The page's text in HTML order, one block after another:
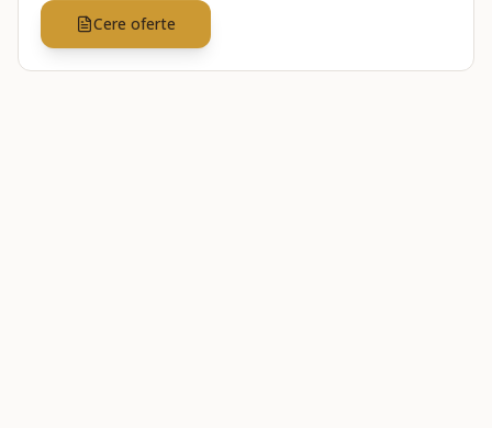
Cere oferte